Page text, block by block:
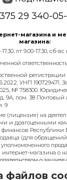
29 340-
магазина и
магазина:
17.30, пт 9.00-17.30, сб-
УНП 190729471.
№ 758300.
9А, пом. 38 Почтовый
9
(лицензия) на
и драгоценными
Республики
(для
магазина о
о защите
обращениями
файлов